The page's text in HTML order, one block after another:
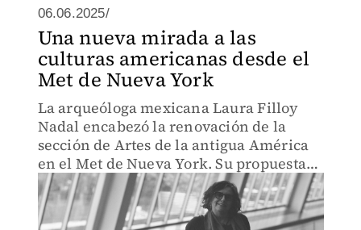
06.06.2025/
Una nueva mirada a las
culturas americanas desde el
Met de Nueva York
La arqueóloga mexicana Laura Filloy
Nadal encabezó la renovación de la
sección de Artes de la antigua América
en el Met de Nueva York. Su propuesta
curatorial teje relatos sobre migración,
mestizaje y memoria, desde una mirada
profundamente humana.